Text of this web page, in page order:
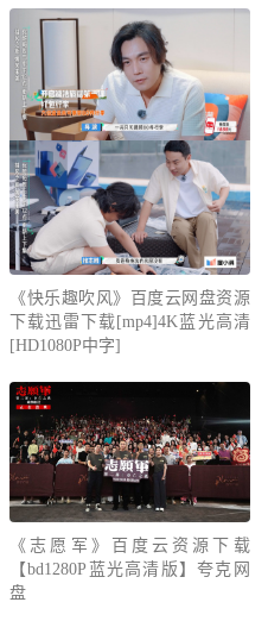
《快乐趣吹风》百度云网盘资源
下载迅雷下载[mp4]4K蓝光高清
[HD1080P中字]
《志愿军》百度云资源下载
【bd1280P蓝光高清版】夸克网
盘